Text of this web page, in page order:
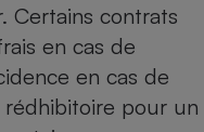
Certains contrats
en cas de
en cas de
rédhibitoire pour un